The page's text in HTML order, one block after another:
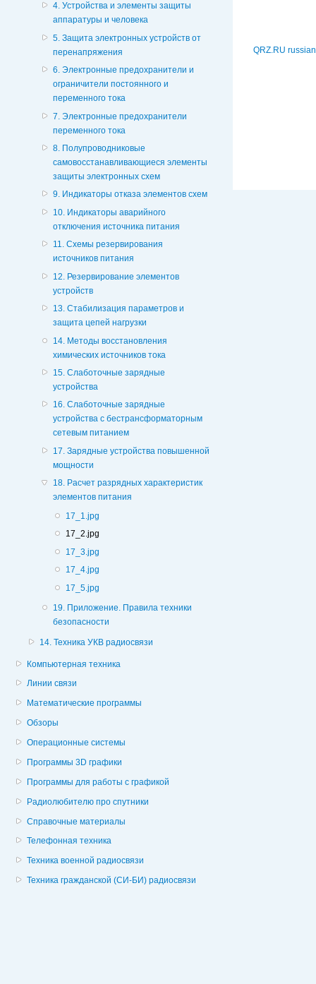
4. Устройства и элементы защиты
аппаратуры и человека
5. Защита электронных устройств от
перенапряжения
6. Электронные предохранители и
ограничители постоянного и
переменного тока
7. Электронные предохранители
переменного тока
8. Полупроводниковые
самовосстанавливающиеся элементы
защиты электронных схем
9. Индикаторы отказа элементов схем
10. Индикаторы аварийного
отключения источника питания
11. Схемы резервирования
источников питания
12. Резервирование элементов
устройств
13. Стабилизация параметров и
защита цепей нагрузки
14. Методы восстановления
химических источников тока
15. Слаботочные зарядные
устройства
16. Слаботочные зарядные
устройства с бестрансформаторным
сетевым питанием
17. Зарядные устройства повышенной
мощности
18. Расчет разрядных характеристик
элементов питания
17_1.jpg
17_2.jpg
17_3.jpg
17_4.jpg
17_5.jpg
19. Приложение. Правила техники
безопасности
14. Техника УКВ радиосвязи
Компьютерная техника
Линии связи
Математические программы
Обзоры
Операционные системы
Программы 3D графики
Программы для работы с графикой
Радиолюбителю про спутники
Справочные материалы
Телефонная техника
Техника военной радиосвязи
Техника гражданской (СИ-БИ) радиосвязи
QRZ.RU